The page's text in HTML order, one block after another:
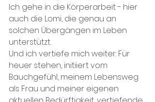
Ich gehe in die Körperarbeit - hier
auch die Lomi, die genau an
solchen Übergängen im Leben
unterstützt.
Und ich vertiefe mich weiter: Für
heuer stehen, initiiert vom
Bauchgefühl, meinem Lebensweg
als Frau und meiner eigenen